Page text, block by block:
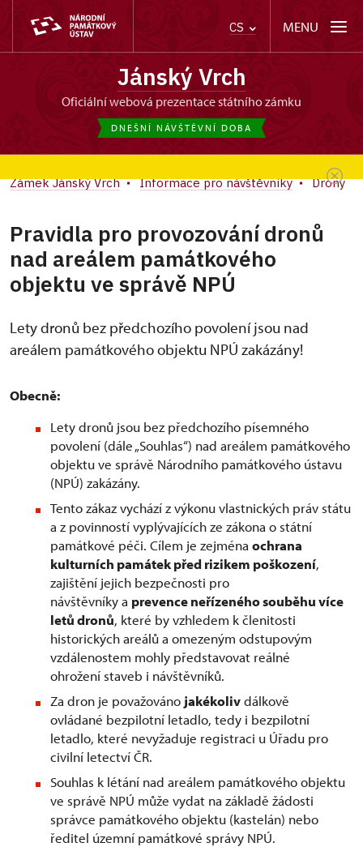
CS MENU
Jánský Vrch
oficiální webová prezentace státního zámku
DNEŠNÍ NÁVŠTĚVNÍ DOBA
Zámek Jánský Vrch Informace pro návštěvníky Drony
Pravidla pro provozování dronů
nad areálem památkového
objektu ve správě NPÚ
Lety dronů bez předchozího povolení jsou nad
areálem památkového objektu NPÚ zakázány!
Obecně:
Lety dronů jsou bez předchozího písemného
povolení (dále „Souhlas“) nad areálem památkového
objektu ve správě Národního památkového ústavu
(NPÚ) zakázány.
Tento zákaz vychází z výkonu vlastnických práv státu
a z povinností vyplývajících ze zákona o státní
památkové péči. Cílem je zejména ochrana
kulturních památek před rizikem poškození,
zajištění jejich bezpečnosti pro
návštěvníky a prevence neřízeného souběhu více
letů dronů, které by vzhledem k členitosti
historických areálů a omezeným odstupovým
vzdálenostem mohly představovat reálné
ohrožení staveb i návštěvníků.
Za dron je považováno jakékolivdálkově
ovládané bezpilotní letadlo, tedy i bezpilotní
letadlo, které nevyžaduje registraci u Úřadu pro
civilní letectví ČR.
Souhlas k létání nad areálem památkového objektu
ve správě NPÚ může vydat na základě žádosti
správce památkového objektu (kastelán) nebo
ředitel územní památkové správy NPÚ.